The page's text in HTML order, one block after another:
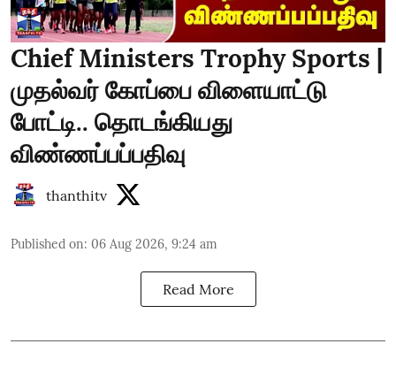
Chief Ministers Trophy Sports |
முதல்வர் கோப்பை விளையாட்டு
போட்டி.. தொடங்கியது
விண்ணப்பப்பதிவு
thanthitv
Published on: 06 Aug 2026, 9:24 am
Read More